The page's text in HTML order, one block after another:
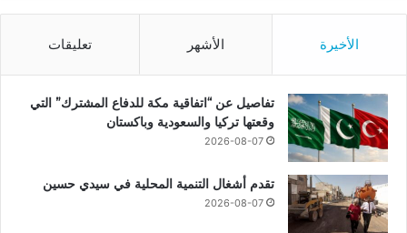
الأخيرة الأشهر تعليقات
تفاصيل عن “اتفاقية مكة للدفاع المشترك” التي
وقعتها تركيا والسعودية وباكستان
2026-08-07
تقدم أشغال التنمية المحلية في سيدي حسين
2026-08-07